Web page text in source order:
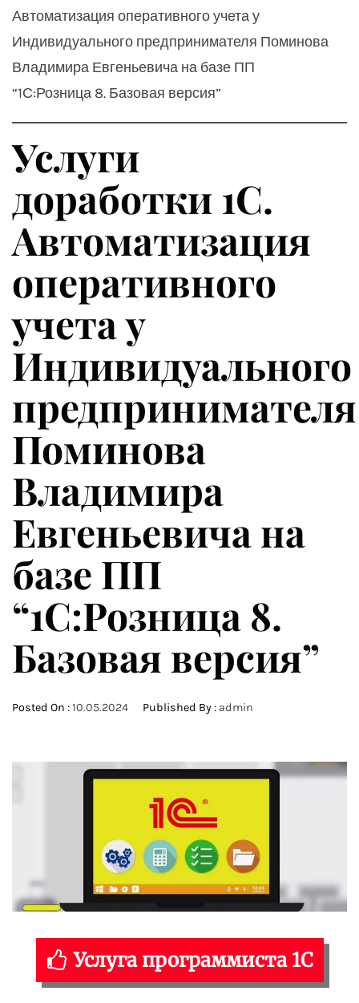
Автоматизация оперативного учета у
Индивидуального предпринимателя Поминова
Владимира Евгеньевича на базе ПП
“1С:Розница 8. Базовая версия”
Услуги
доработки 1С.
Автоматизация
оперативного
учета у
Индивидуального
предпринимателя
Поминова
Владимира
Евгеньевича на
базе ПП
“1С:Розница 8.
Базовая версия”
Posted On :10.05.2024 Published By : admin
Услуга программиста 1С